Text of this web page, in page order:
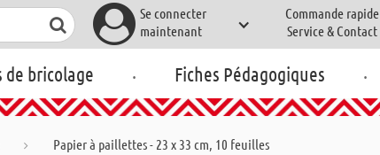
Se connecter
maintenant
Commande rapide
Service & Contact
de bricolage . Fiches Pédagogiques .
Papier à paillettes - 23 x 33 cm, 10 feuilles